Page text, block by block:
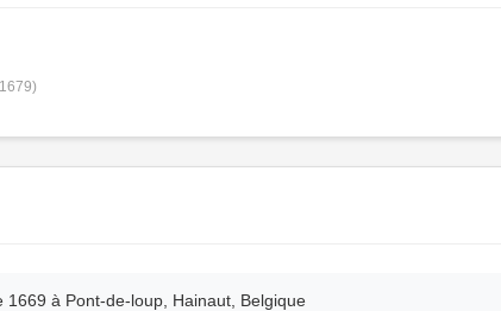
1669 à Pont-de-loup, Hainaut, Belgique